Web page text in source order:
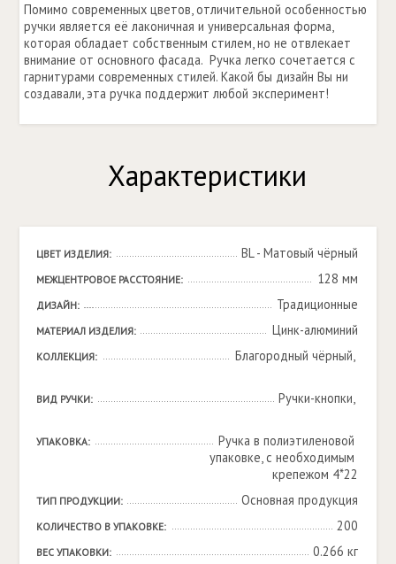
Помимо современных цветов, отличительной особенностью
ручки является её лаконичная и универсальная форма,
которая обладает собственным стилем, но не отвлекает
внимание от основного фасада. Ручка легко сочетается с
гарнитурами современных стилей. Какой бы дизайн Вы ни
создавали, эта ручка поддержит любой эксперимент!
Характеристики
ЦВЕТ ИЗДЕЛИЯ: BL - Матовый чёрный
МЕЖЦЕНТРОВОЕ РАССТОЯНИЕ: 128 мм
ДИЗАЙН: Традиционные
МАТЕРИАЛ ИЗДЕЛИЯ: Цинк-алюминий
КОЛЛЕКЦИЯ: Благородный чёрный,
ВИД РУЧКИ: Ручки-кнопки,
УПАКОВКА:
Ручка в полиэтиленовой
упаковке, с необходимым
крепежом 4*22
ТИП ПРОДУКЦИИ: Основная продукция
КОЛИЧЕСТВО В УПАКОВКЕ: 200
ВЕС УПАКОВКИ: 0.266 кг